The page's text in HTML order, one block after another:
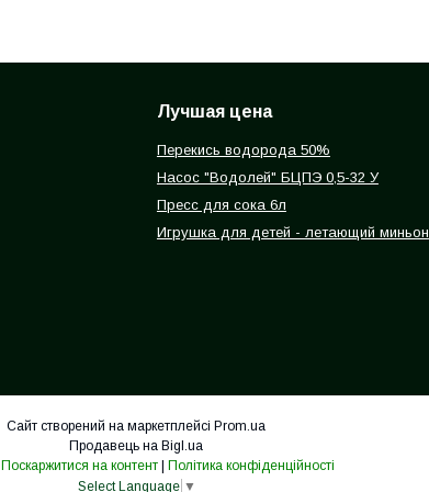
Лучшая цена
Перекись водорода 50%
Насос "Водолей" БЦПЭ 0,5-32 У
Пресс для сока 6л
Игрушка для детей - летающий миньон
Сайт створений на маркетплейсі Prom.ua
Продавець на Bigl.ua
Поскаржитися на контент | Політика конфіденційності
Select Language ▼